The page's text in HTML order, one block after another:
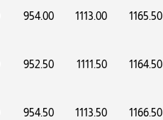
1165.50
1113.00
954.00
1164.50
1111.50
952.50
1166.50
1113.50
954.50